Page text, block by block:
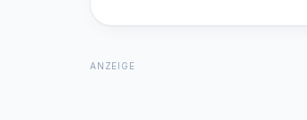
ANZEIGE